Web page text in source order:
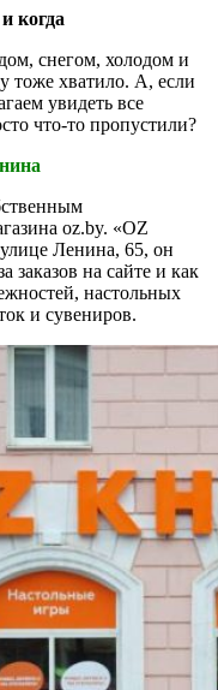
когда
снегом, холодом и
тоже хватило. А, если
увидеть все
что-то пропустили?
oz.by. «OZ
Ленина, 65, он
заказов на сайте и как
настольных
и сувениров.